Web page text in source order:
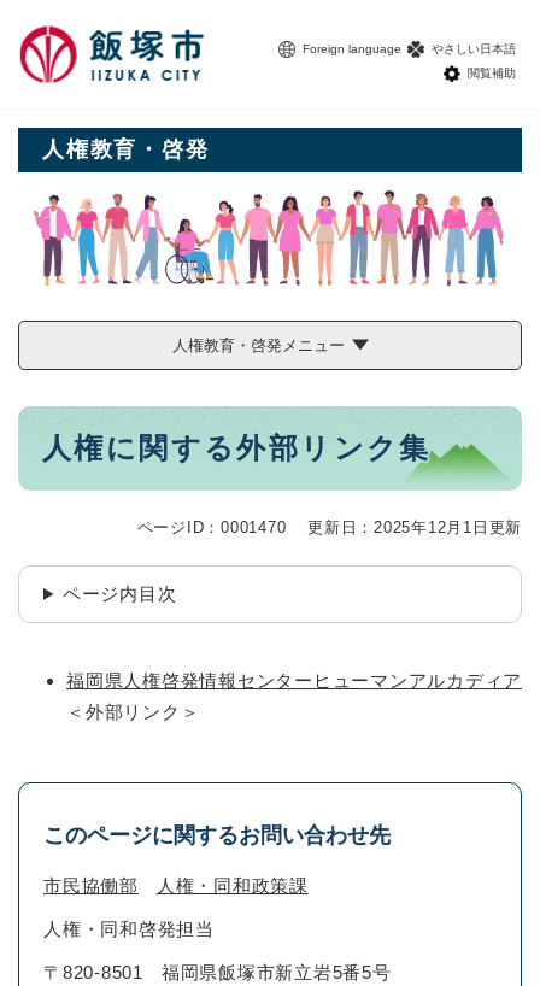
Foreign language
やさしい日本語
閲覧補助
人権教育・啓発
人権教育・啓発メニュー
本
人権に関する外部リンク集
ページID：0001470 更新日：2025年12月1日更新
ページ内目次
福岡県人権啓発情報センターヒューマンアルカディア
＜外部リンク＞
このページに関するお問い合わせ先
市民協働部 人権・同和政策課
人権・同和啓発担当
〒820-8501
福岡県飯塚市新立岩5番5号